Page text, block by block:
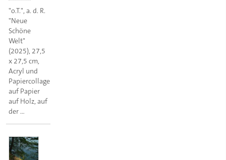
"o.T.", a. d. R.
"Neue
Schöne
Welt"
(2025), 27,5
x 27,5 cm,
Acryl und
Papiercollage
auf Papier
auf Holz, auf
der …